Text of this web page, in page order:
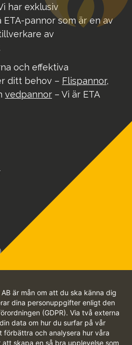
har exklusiv
pannor som är en av
av
och effektiva
ditt behov – Flispannor,
vedpannor – Vi är ETA
(Ved/Pellets)
är mån om att du ska känna dig
dina personuppgifter enligt den
(GDPR). Via två externa
data om hur du surfar på vår
förbättra och analysera hur våra
skapa en så bra upplevelse som